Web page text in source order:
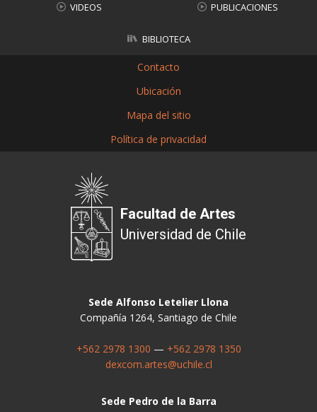
VIDEOS PUBLICACIONES
BIBLIOTECA
Contacto
Ubicación
Mapa del sitio
Política de privacidad
Facultad de Artes
Universidad de Chile
Sede Alfonso Letelier Llona
Compañía 1264, Santiago de Chile
+562 2978 1300 — +562 2978 1350
dexcom.artes@uchile.cl
Sede Pedro de la Barra